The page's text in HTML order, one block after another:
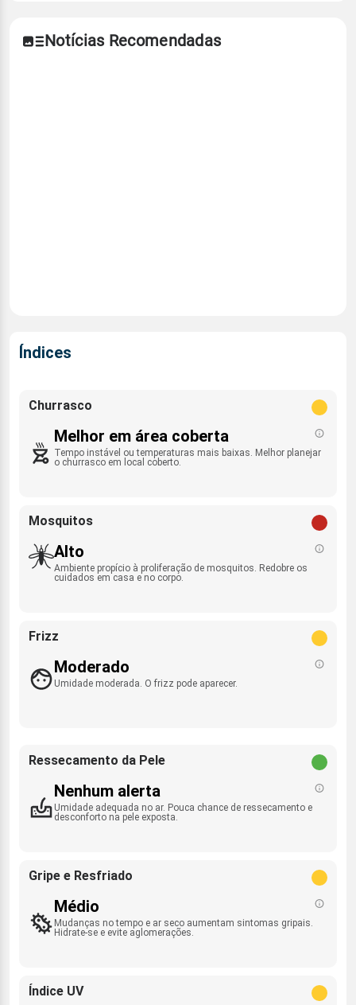
Notícias Recomendadas
Índices
Churrasco
Melhor em área coberta
Tempo instável ou temperaturas mais baixas. Melhor planejar
o churrasco em local coberto.
Mosquitos
Alto
Ambiente propício à proliferação de mosquitos. Redobre os
cuidados em casa e no corpo.
Frizz
Moderado
Umidade moderada. O frizz pode aparecer.
Ressecamento da Pele
Nenhum alerta
Umidade adequada no ar. Pouca chance de ressecamento e
desconforto na pele exposta.
Gripe e Resfriado
Médio
Mudanças no tempo e ar seco aumentam sintomas gripais.
Hidrate-se e evite aglomerações.
Índice UV